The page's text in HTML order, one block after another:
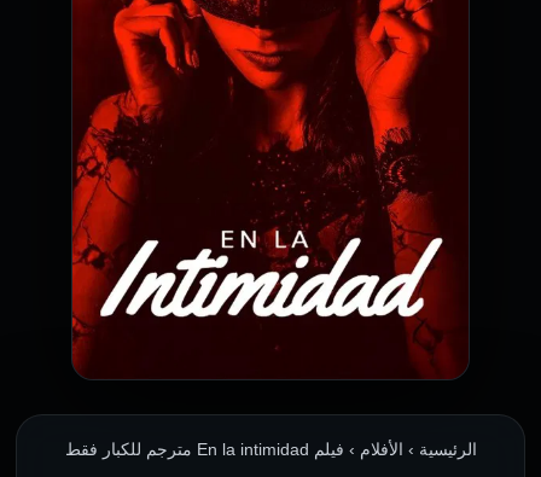
الرئيسية › الأفلام › فيلم En la intimidad مترجم للكبار فقط